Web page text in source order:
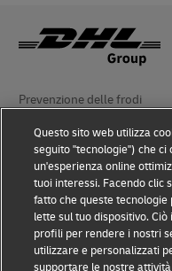
Prevenzione delle frodi
Nota legale
Condizioni d’uso
Avviso sulla privacy
Accessibilità
Questo sito web utilizza
seguito "tecnologie") che
un'esperienza online
tuoi interessi. Facendo clic
fatto che queste
lette sul tuo dispositivo.
profili per rendere i nostri
utilizzare e personalizzati
supportare le nostre